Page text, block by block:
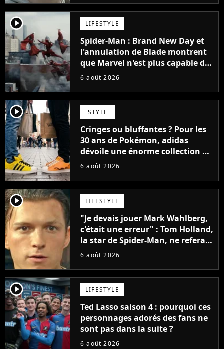
player2 LIFESTYLE
Spider-Man : Brand New Day et
l'annulation de Blade montrent
que Marvel n'est plus capable de
faire quoi que ce soit de simple
6 août 2026
player2 STYLE
Cringes ou bluffantes ? Pour les
30 ans de Pokémon, adidas
dévoile une énorme collection de
sneakers et je ne sais pas quoi en
6 août 2026
player2 LIFESTYLE
"Je devais jouer Mark Wahlberg,
c'était une erreur" : Tom Holland,
la star de Spider-Man, ne referait
pas ce blockbuster
6 août 2026
player2 LIFESTYLE
Ted Lasso saison 4 : pourquoi ces
personnages adorés des fans ne
sont pas dans la suite ?
6 août 2026